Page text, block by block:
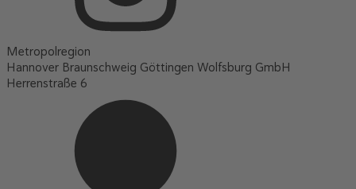
Metropolregion
Hannover Braunschweig Göttingen Wolfsburg GmbH
Herrenstraße 6